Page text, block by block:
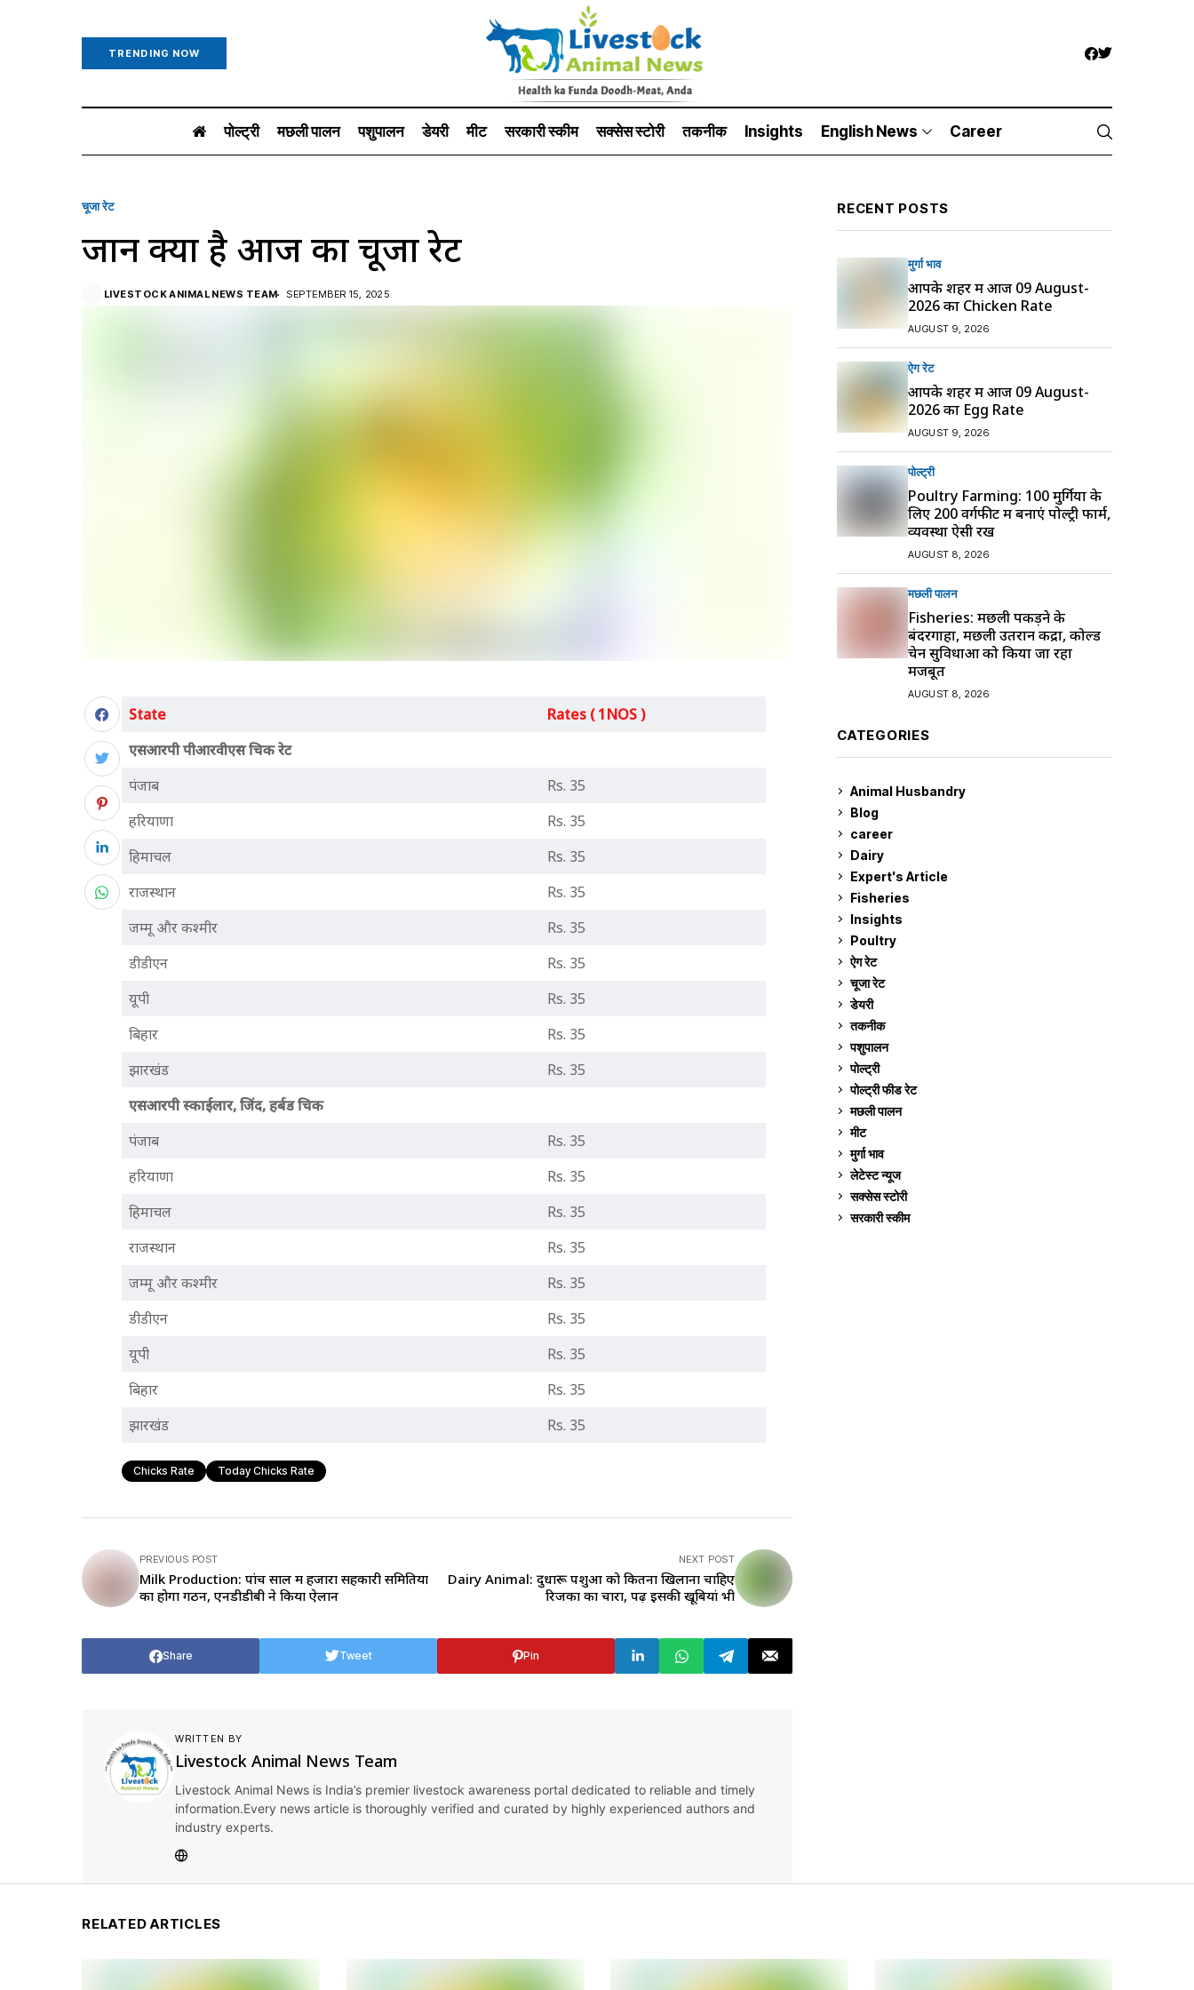
TRENDING NOW
पोल्ट्री मछली पालन पशुपालन डेयरी मीट सरकारी स्की‍म सक्सेस स्टो‍री तकनीक Insights English News Career
चूजा रेट
जानें क्या है आज का चूजा रेट
LIVESTOCK ANIMAL NEWS TEAM SEPTEMBER 15, 2025
State
Rates ( 1NOS )
एसआरपी पीआरवीएस चिक रेट
पंजाब
Rs. 35
हरियाणा
Rs. 35
हिमाचल
Rs. 35
राजस्थान
Rs. 35
जम्मू और कश्मीर
Rs. 35
डीडीएन
Rs. 35
यूपी
Rs. 35
बिहार
Rs. 35
झारखंड
Rs. 35
एसआरपी स्काईलार, जिंद, हर्बड चिक
पंजाब
Rs. 35
हरियाणा
Rs. 35
हिमाचल
Rs. 35
राजस्थान
Rs. 35
जम्मू और कश्मीर
Rs. 35
डीडीएन
Rs. 35
यूपी
Rs. 35
बिहार
Rs. 35
झारखंड
Rs. 35
Chicks Rate Today Chicks Rate
PREVIOUS POST
Milk Production: पांच साल में हजारों सहकारी स​मितियों
का होगा गठन, एनडीडीबी ने किया ऐलान
NEXT POST
Dairy Animal: दुधारू पशुओं को कितना खिलाना चाहिए
रिजका का चारा, पढ़ें इसकी खूबियां भी
Share Tweet Pin
WRITTEN BY
Livestock Animal News Team
Livestock Animal News is India’s premier livestock awareness portal dedicated to reliable and timely
information.Every news article is thoroughly verified and curated by highly experienced authors and
industry experts.
RECENT POSTS
मुर्गा भाव
आपके शहर में आज 09 August-
2026 का Chicken Rate
AUGUST 9, 2026
ऐग रेट
आपके शहर में आज 09 August-
2026 का Egg Rate
AUGUST 9, 2026
पोल्ट्री
Poultry Farming: 100 मुर्गियों के
लिए 200 वर्गफीट में बनाएं पोल्ट्री फार्म,
व्यवस्था ऐसी रखें
AUGUST 8, 2026
मछली पालन
Fisheries: मछली पकड़ने के
बंदरगाहों, मछली उतरान केंद्रों, कोल्ड
चेन सुविधाओं को किया जा रहा
मजबूत
AUGUST 8, 2026
CATEGORIES
Animal Husbandry
Blog
career
Dairy
Expert's Article
Fisheries
Insights
Poultry
ऐग रेट
चूजा रेट
डेयरी
तकनीक
पशुपालन
पोल्ट्री
पोल्ट्री फीड रेट
मछली पालन
मीट
मुर्गा भाव
लेटेस्ट न्यूज
सक्सेस स्टो‍री
सरकारी स्की‍म
RELATED ARTICLES